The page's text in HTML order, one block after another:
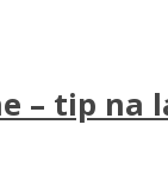
– tip na